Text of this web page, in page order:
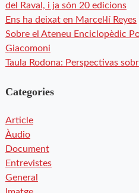
del Raval, i ja són 20 edicions
Ens ha deixat en Marcel·lí Reyes
Sobre el Ateneu Enciclopèdic
Giacomoni
Taula Rodona: Perspectivas
Categories
Article
Àudio
Document
Entrevistes
General